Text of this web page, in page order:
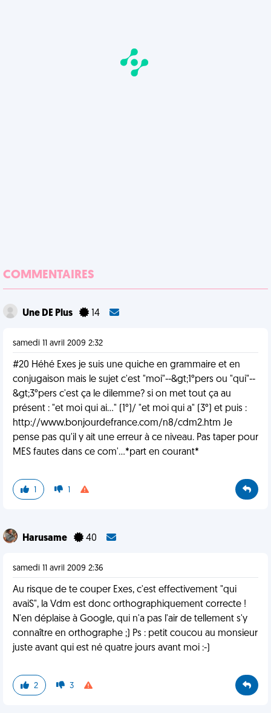
COMMENTAIRES
Une DE Plus 14
samedi 11 avril 2009 2:32
#20 Héhé Exes je suis une quiche en grammaire et en
conjugaison mais le sujet c'est "moi"--&gt;1°pers ou "qui"--
&gt;3°pers c'est ça le dilemme? si on met tout ça au
présent : "et moi qui ai..." (1°)/ "et moi qui a" (3°) et puis :
http://www.bonjourdefrance.com/n8/cdm2.htm Je
pense pas qu'il y ait une erreur à ce niveau. Pas taper pour
MES fautes dans ce com'...*part en courant*
1 1
Harusame 40
samedi 11 avril 2009 2:36
Au risque de te couper Exes, c'est effectivement "qui
avaiS", la Vdm est donc orthographiquement correcte !
N'en déplaise à Google, qui n'a pas l'air de tellement s'y
connaître en orthographe ;) Ps : petit coucou au monsieur
juste avant qui est né quatre jours avant moi :-)
2 3